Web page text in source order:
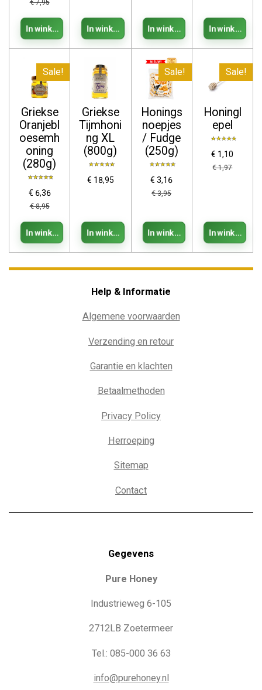
€ 7,95
In winkelwagen In winkelwagen In winkelwagen In
Sale!
Griekse
Oranjebl
oesemh
oning
(280g)
€ 6,36
€ 8,95
In winkelwagen
Griekse
Tijmhoni
ng XL
(800g)
€ 18,95
In winkelwagen
Sale!
Honings
noepjes
/ Fudge
(250g)
€ 3,16
€ 3,95
In winkelwagen
Sale!
Honingl
epel
€ 1,10
€ 1,97
In
Help & Informatie
Algemene voorwaarden
Verzending en retour
Garantie en klachten
Betaalmethoden
Privacy Policy
Herroeping
Sitemap
Contact
Gegevens
Pure Honey
Industrieweg 6-105
2712LB Zoetermeer
Tel.: 085-000 36 63
info@purehoney.nl